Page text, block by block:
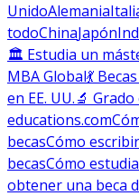
UnidoAlemania
todoChinaJapón
🏛 Estudia un
MBA Global💃
en EE. UU.🔬 Grado
educations.com
becasCómo
becasCómo
obtener una beca